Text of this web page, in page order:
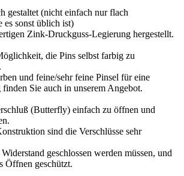
gestaltet (nicht einfach nur flach
es sonst üblich ist)
Zink-Druckguss-Legierung hergestellt.
die Pins selbst farbig zu
und feine/sehr feine Pinsel für eine
Sie auch in unserem Angebot.
(Butterfly) einfach zu öffnen und
sind die Verschlüsse sehr
geschlossen werden müssen, und
Öffnen geschützt.